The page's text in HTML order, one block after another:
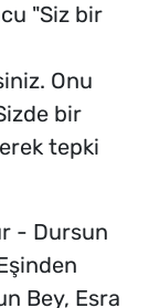
"Siz bir
Onu
bir
tepki
- Dursun
Bey, Esra